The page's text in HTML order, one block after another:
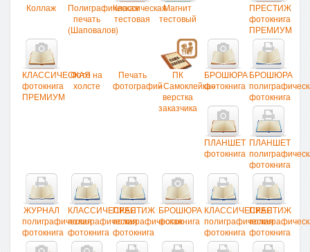
Коллаж
Полиграфическая
печать
(Шаповалов)
Классическая
тестовая
Магнит
тестовый
ПРЕСТИЖ
фотокнига
ПРЕМИУМ
КЛАССИЧЕСКАЯ
фотокнига
ПРЕМИУМ
Фото на
холсте
Печать
фотографий
ПК
«Самоклейка»
верстка
заказчика
БРОШЮРА
фотокнига
БРОШЮРА
фотокнига
ПЛАНШЕТ
фотокнига
ПЛАНШЕТ
фотокнига
ЖУРНАЛ
полиграфическая
фотокнига
КЛАССИЧЕСКАЯ
полиграфическая
фотокнига
ПРЕСТИЖ
полиграфическая
фотокнига
БРОШЮРА
фотокнига
КЛАССИЧЕСКАЯ
полиграфическая
фотокнига
ПРЕСТИЖ
фотокнига